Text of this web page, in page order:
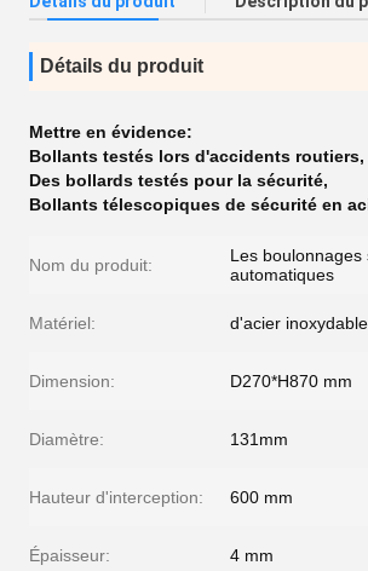
Détails du produit
Mettre en évidence:
Bollants testés lors d'accidents routiers,
Des bollards testés pour la sécurité,
Bollants télescopiques de sécurité en
Nom du produit:
Les boulonnages
automatiques
Matériel: d'acier inoxydable
Dimension: D270*H870 mm
Diamètre: 131mm
Hauteur d'interception: 600 mm
Épaisseur: 4 mm